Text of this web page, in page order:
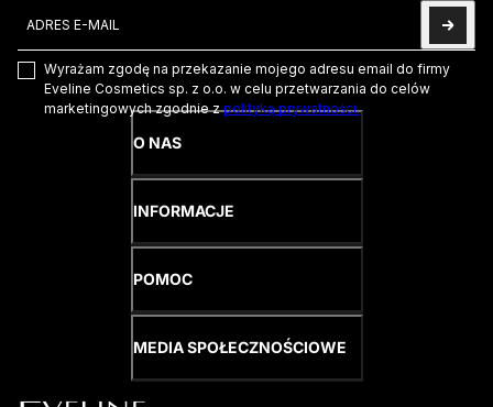
Wyrażam zgodę na przekazanie mojego adresu email do firmy
Eveline Cosmetics sp. z o.o. w celu przetwarzania do celów
marketingowych zgodnie zpolityką prywatności.
Ta strona jest chroniona przez hCaptcha i obowiązują na niej
O NAS
INFORMACJE
POMOC
MEDIA SPOŁECZNOŚCIOWE